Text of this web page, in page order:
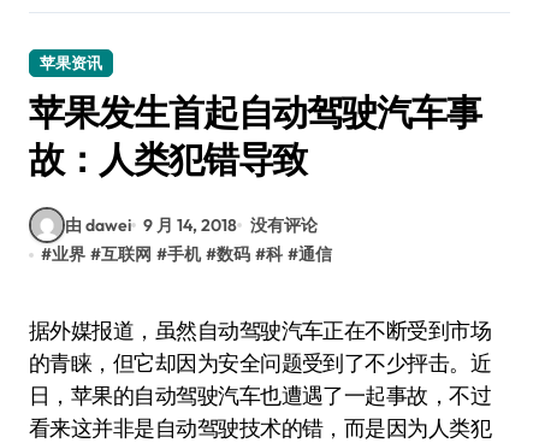
苹果资讯
苹果发生首起自动驾驶汽车事
故：人类犯错导致
由 dawei 9 月 14, 2018 没有评论
#业界 #互联网 #手机 #数码 #科 #通信
据外媒报道，虽然自动驾驶汽车正在不断受到市场
的青睐，但它却因为安全问题受到了不少抨击。近
日，苹果的自动驾驶汽车也遭遇了一起事故，不过
看来这并非是自动驾驶技术的错，而是因为人类犯